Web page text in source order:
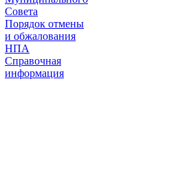
Совета
Порядок отмены
и обжалования
НПА
Справочная
информация